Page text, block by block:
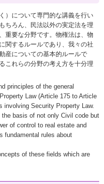
）について専門的な講義を行い
ちろん、民法以外の実定法を理
重要な分野です。物権法は、物
関するルールであり、我々の社
産についての基本的ルールで
これらの分野の考え方を十分理
principles of the general
Law (Article 175 to Article
involving Security Property Law.
basis of not only Civil code but
of control to real estate and
fundamental rules about
of these fields which are